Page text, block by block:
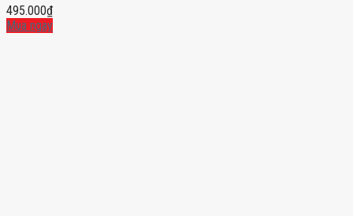
495.000₫
Mua ngay